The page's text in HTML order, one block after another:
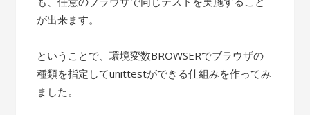
が出来ます。
ということで、環境変数BROWSERでブラウザの
種類を指定してunittestができる仕組みを作ってみ
ました。